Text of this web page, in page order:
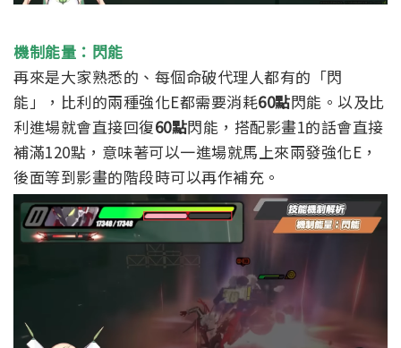
機制能量：閃能
再來是大家熟悉的、每個命破代理人都有的「閃
能」，比利的兩種強化E都需要消耗60點閃能。以及比
利進場就會直接回復60點閃能，搭配影畫1的話會直接
補滿120點，意味著可以一進場就馬上來兩發強化E，
後面等到影畫的階段時可以再作補充。